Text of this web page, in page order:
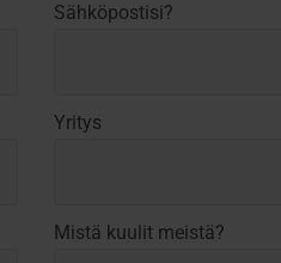
Sähköpostisi?
Yritys
Mistä kuulit meistä?